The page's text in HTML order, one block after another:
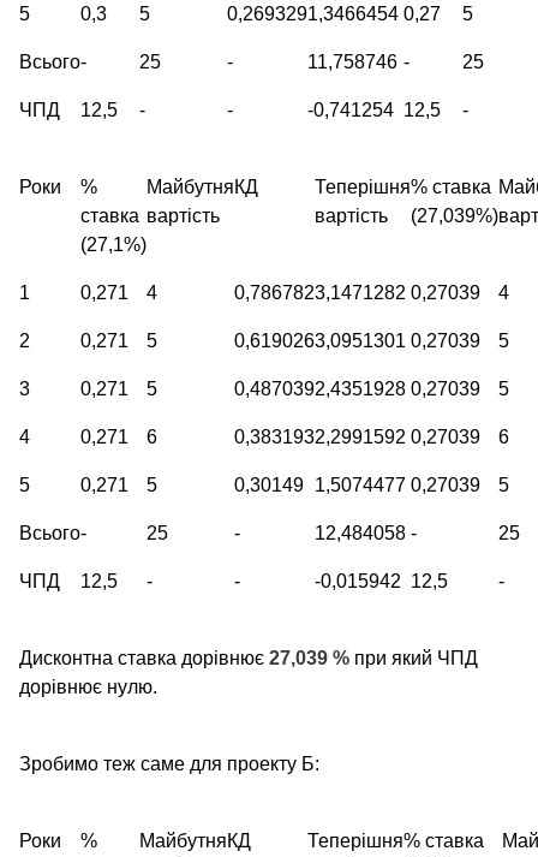
5 0,3 5 0,2693291,3466454 0,27 5
Всього- 25 - 11,758746 - 25
ЧПД 12,5 - - -0,741254 12,5 -
Роки
%
ставка
(27,1%)
Майбутня
вартість
КД
Теперішня
вартість
% ставка
(27,039%)
1 0,271 4 0,7867823,1471282 0,27039 4
2 0,271 5 0,6190263,0951301 0,27039 5
3 0,271 5 0,4870392,4351928 0,27039 5
4 0,271 6 0,3831932,2991592 0,27039 6
5 0,271 5 0,30149 1,5074477 0,27039 5
Всього- 25 - 12,484058 - 25
ЧПД 12,5 - - -0,015942 12,5 -
Дисконтна ставка дорівнює 27,039 % при який ЧПД
дорівнює нулю.
Зробимо теж саме для проекту Б:
Роки
%
МайбутняКД
Теперішня% ставка